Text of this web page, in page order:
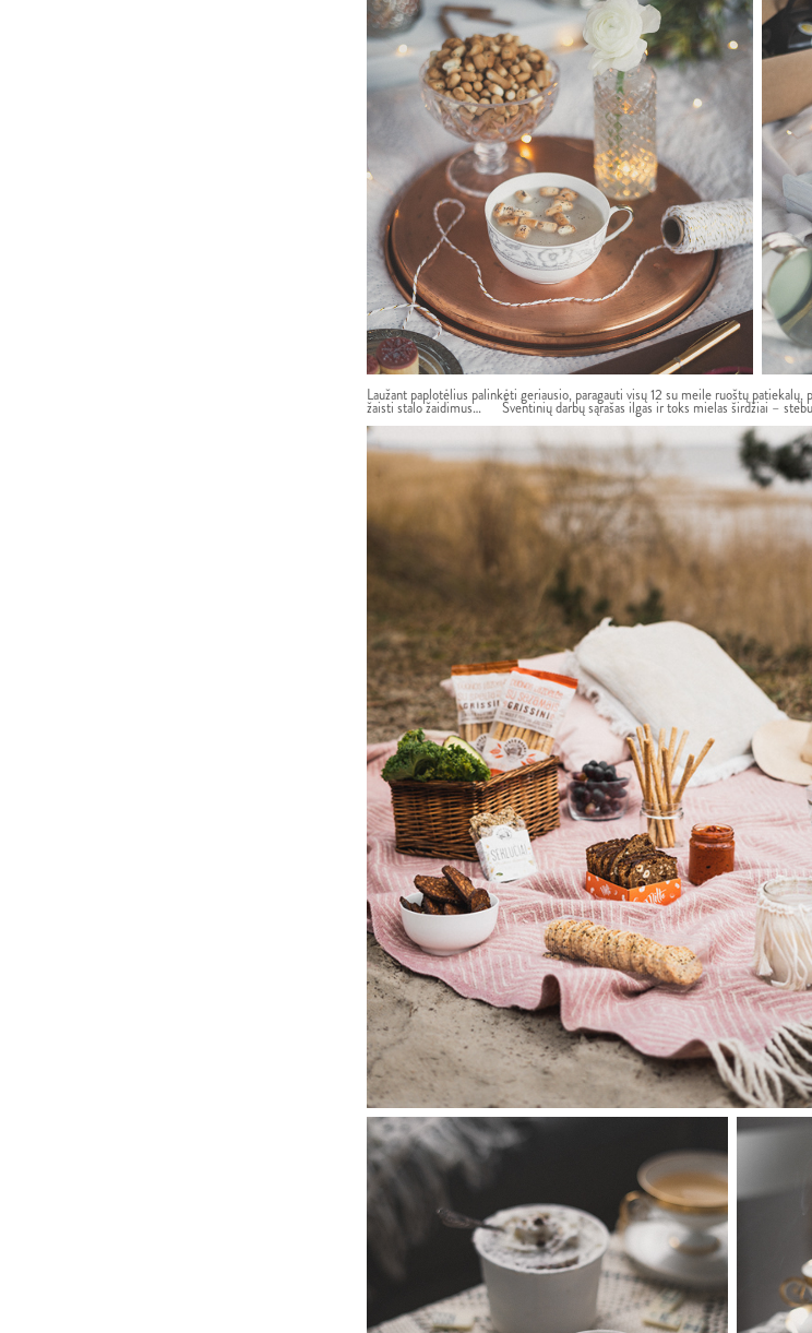
Laužant paplotėlius palinkėti geriausio, paragauti visų 12 su meile ruoštų
žaisti stalo žaidimus… Šventinių darbų sąrašas ilgas ir toks mielas širdžiai –